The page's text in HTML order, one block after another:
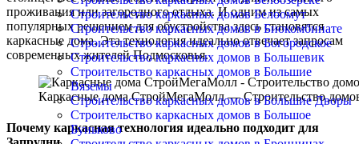
Строительство каркасных домов Белоомут
Строительство каркасных домов в Биокомбинате
Строительство каркасных домов в Богородское
Строительство каркасных домов в Большевик
Строительство каркасных домов в Большие
Вяземы
Строительство каркасных домов в Большие Дворы
Строительство каркасных домов в Большое
Буньково
проживания или загородного отдыха. И одним из самых
популярных решением для обустройства здесь становятся
каркасные дома. Эта технология идеально отвечает запросам
современных жителей Подмосковья.
Каркасные дома СтройМегаМолл — Строительство
Почему каркасная технология идеально подходит для